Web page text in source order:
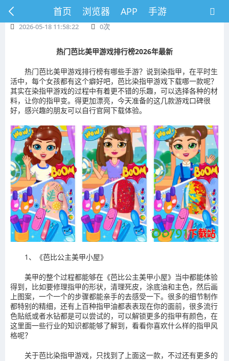
首页 浏览器 APP 手游
2026-05-18 11:58:22 0次
热门芭比美甲游戏排行榜2026年最新
热门芭比美甲游戏排行榜有哪些手游？说到染指甲，在平时生
活中，每个女孩都有这个癖好吧，芭比染指甲游戏下载哪一款呢？
其实在染指甲游戏的过程中有着更不错的乐趣，可以选择各种的材
料，让你的指甲变。得更加漂亮，今天准备的这几款游戏口碑很
好，感兴趣的朋友可以自行官网下载体验。
1、《芭比公主美甲小屋》
美甲的整个过程都能够在《芭比公主美甲小屋》当中都能体验
得到，比如要修理指甲的形状，清理死皮，涂底油和主色，然后画
上图案，一个一个的步骤都能亲手的去感受一下。很多的细节制作
都特别的精细，还有上百种指甲油都表表现在你的面前，很多流行
色贴纸或者水钻都是可以尝试的，可以解锁更多的指甲有颜色，在
这里面一些行业的知识都能够了解到，看看你喜欢什么样的指甲风
格呢？
关于芭比染指甲游戏，只找到了上面这一款，不过还有更多的